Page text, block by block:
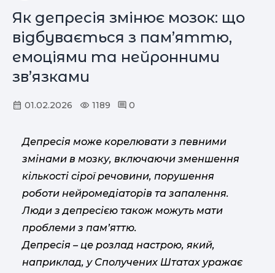
Як депресія змінює мозок: що
відбувається з пам’яттю,
емоціями та нейронними
зв’язками
01.02.2026 1189 0
Депресія може корелювати з певними
змінами в мозку, включаючи зменшення
кількості сірої речовини, порушення
роботи нейромедіаторів та запалення.
Люди з депресією також можуть мати
проблеми з пам’яттю.
Депресія – це розлад настрою, який,
наприклад, у Сполучених Штатах уражає